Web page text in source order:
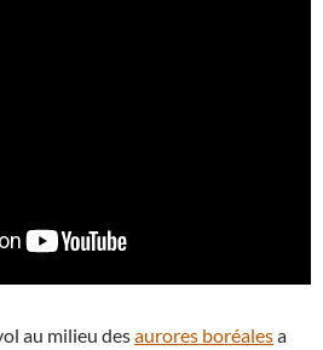
au milieu desaurores boréalesa